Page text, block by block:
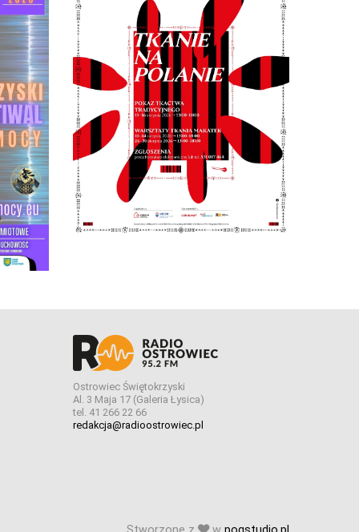
Ostrowiec Świętokrzyski
Al. 3 Maja 17 (Galeria Łysica)
tel. 41 266 22 66
redakcja@radioostrowiec.pl